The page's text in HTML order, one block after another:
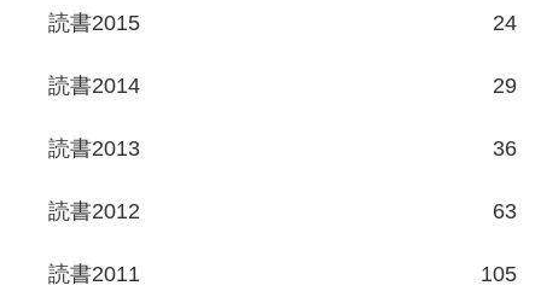
読書2015 24
読書2014 29
読書2013 36
読書2012 63
読書2011 105